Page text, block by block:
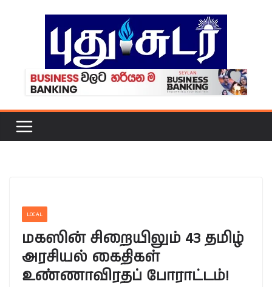
LOCAL
மகஸின் சிறையிலும் 43 தமிழ்
அரசியல் கைதிகள்
உண்ணாவிரதப் போராட்டம்!